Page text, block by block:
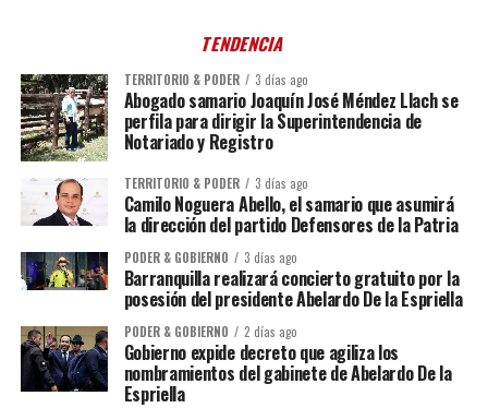
TENDENCIA
TERRITORIO & PODER 3 días ago
Abogado samario Joaquín José Méndez Llach se
perfila para dirigir la Superintendencia de
Notariado y Registro
TERRITORIO & PODER 3 días ago
Camilo Noguera Abello, el samario que asumirá
la dirección del partido Defensores de la Patria
PODER & GOBIERNO 3 días ago
Barranquilla realizará concierto gratuito por la
posesión del presidente Abelardo De la Espriella
PODER & GOBIERNO 2 días ago
Gobierno expide decreto que agiliza los
nombramientos del gabinete de Abelardo De la
Espriella